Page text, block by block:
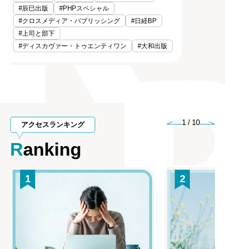
#辰巳出版
#PHPスペシャル
#クロスメディア・パブリッシング
#日経BP
#上司と部下
#ディスカヴァー・トゥエンティワン
#大和出版
アクセスランキング
Ranking
1 / 10
1 2